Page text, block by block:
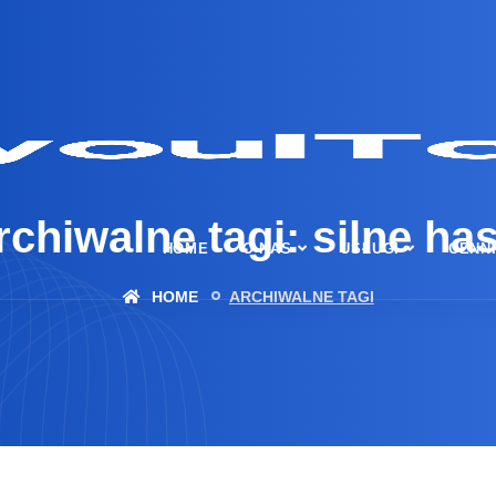
HOME O NAS USŁUGI
tagi: silne
HOME ARCHIWALNE TAGI